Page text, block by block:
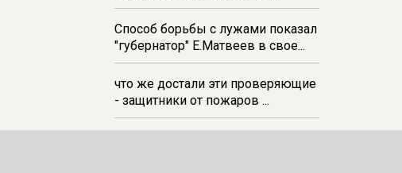
Способ борьбы с лужами показал
"губернатор" Е.Матвеев в свое...
что же достали эти проверяющие
- защитники от пожаров ...